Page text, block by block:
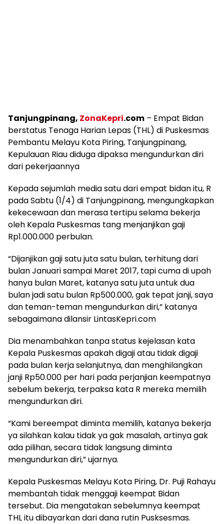
Tanjungpinang, ZonaKepri.com – Empat Bidan
berstatus Tenaga Harian Lepas (THL) di Puskesmas
Pembantu Melayu Kota Piring, Tanjungpinang,
Kepulauan Riau diduga dipaksa mengundurkan diri
dari pekerjaannya
Kepada sejumlah media satu dari empat bidan itu, R
pada Sabtu (1/4) di Tanjungpinang, mengungkapkan
kekecewaan dan merasa tertipu selama bekerja
oleh Kepala Puskesmas tang menjanjikan gaji
Rp1.000.000 perbulan.
“Dijanjikan gaji satu juta satu bulan, terhitung dari
bulan Januari sampai Maret 2017, tapi cuma di upah
hanya bulan Maret, katanya satu juta untuk dua
bulan jadi satu bulan Rp500.000, gak tepat janji, saya
dan teman-teman mengundurkan diri,” katanya
sebagaimana dilansir LintasKepri.com
Dia menambahkan tanpa status kejelasan kata
Kepala Puskesmas apakah digaji atau tidak digaji
pada bulan kerja selanjutnya, dan menghilangkan
janji Rp50.000 per hari pada perjanjian keempatnya
sebelum bekerja, terpaksa kata R mereka memilih
mengundurkan diri.
“Kami bereempat diminta memilih, katanya bekerja
ya silahkan kalau tidak ya gak masalah, artinya gak
ada pilihan, secara tidak langsung diminta
mengundurkan diri,” ujarnya.
Kepala Puskesmas Melayu Kota Piring, Dr. Puji Rahayu
membantah tidak menggaji keempat Bidan
tersebut. Dia mengatakan sebelumnya keempat
THL itu dibayarkan dari dana rutin Pusksesmas.